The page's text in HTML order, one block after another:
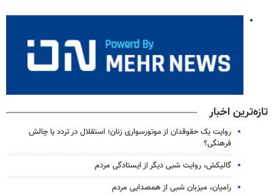
تازه‌ترین اخبار
روایت یک حقوقدان از موتورسواری زنان؛ استقلال در تردد یا چالش
فرهنگی؟
گالیکش، روایت شبی دیگر از ایستادگی مردم
رامیان، میزبان شبی از همصدایی مردم